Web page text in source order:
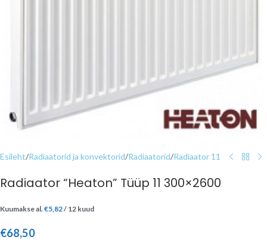
Esileht/Radiaatorid ja konvektorid/Radiaatorid/Radiaator 11
Radiaator “Heaton” Tüüp 11 300×2600
Kuumakse al. €5,82/ 12 kuud
€68,50